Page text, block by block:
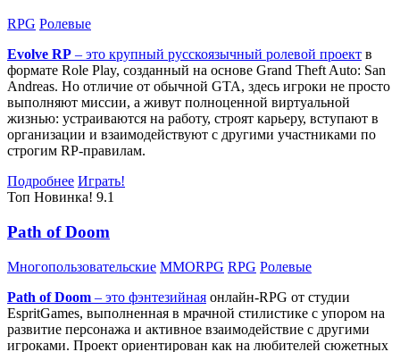
RPG Ролевые
Evolve RP – это крупный русскоязычный ролевой проект в
формате Role Play, созданный на основе Grand Theft Auto: San
Andreas. Но отличие от обычной GTA, здесь игроки не просто
выполняют миссии, а живут полноценной виртуальной
жизнью: устраиваются на работу, строят карьеру, вступают в
организации и взаимодействуют с другими участниками по
строгим RP-правилам.
Подробнее Играть!
Топ Новинка! 9.1
Path of Doom
Многопользовательские MMORPG RPG Ролевые
Path of Doom – это фэнтезийная онлайн-RPG от студии
EspritGames, выполненная в мрачной стилистике с упором на
развитие персонажа и активное взаимодействие с другими
игроками. Проект ориентирован как на любителей сюжетных